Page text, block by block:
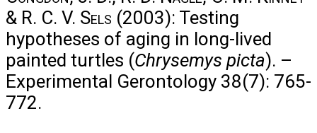
& R. C. V. Sels (2003): Testing
hypotheses of aging in long-lived
painted turtles (Chrysemys picta). –
Experimental Gerontology 38(7): 765-
772.